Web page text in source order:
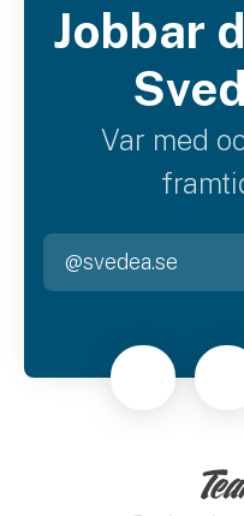
Jobbar
Var med
@svedea.se